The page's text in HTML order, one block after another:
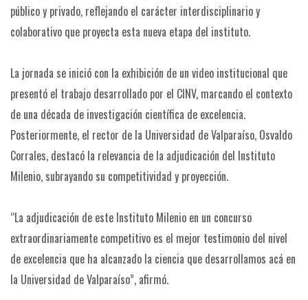
público y privado, reflejando el carácter interdisciplinario y
colaborativo que proyecta esta nueva etapa del instituto.
La jornada se inició con la exhibición de un video institucional que
presentó el trabajo desarrollado por el CINV, marcando el contexto
de una década de investigación científica de excelencia.
Posteriormente, el rector de la Universidad de Valparaíso, Osvaldo
Corrales, destacó la relevancia de la adjudicación del Instituto
Milenio, subrayando su competitividad y proyección.
“La adjudicación de este Instituto Milenio en un concurso
extraordinariamente competitivo es el mejor testimonio del nivel
de excelencia que ha alcanzado la ciencia que desarrollamos acá en
la Universidad de Valparaíso”, afirmó.